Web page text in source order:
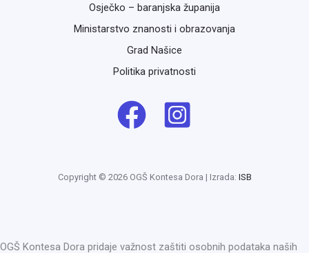
Osječko – baranjska županija
Ministarstvo znanosti i obrazovanja
Grad Našice
Politika privatnosti
Copyright © 2026 OGŠ Kontesa Dora | Izrada: ISB
OGŠ Kontesa Dora pridaje važnost zaštiti osobnih podataka naših